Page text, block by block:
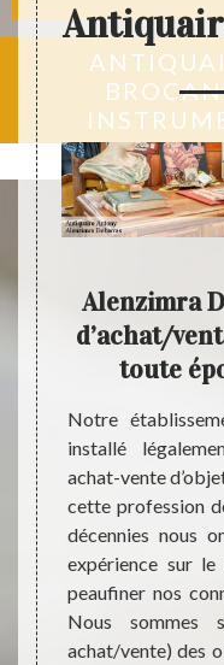
:
un
Alenzimra
d’achat/
toute
Notre
installé
achat-vente
cette profession
décennies nous
expérience sur
peaufiner nos
Nous sommes
achat/vente) des